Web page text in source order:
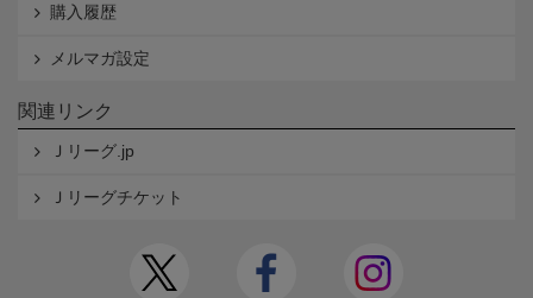
購入履歴
メルマガ設定
関連リンク
Ｊリーグ.jp
Ｊリーグチケット